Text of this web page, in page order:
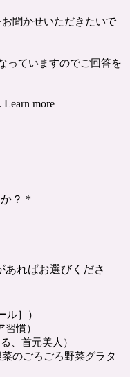
聞かせいただきたいで
っていますのでご回答を
Learn more
？ *
あればお選びくださ
ル］）
慣）
、首元美人）
のごろごろ野菜グラタ